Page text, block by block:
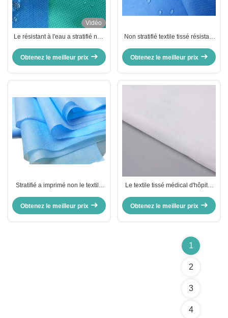
Vidéo
Le résistant à l'eau a stratifié non
par film de pp/OPP/ANIMAL
FAMILIER
Obtenez le meilleur prix
Non stratifié textile tissé résistant
quotidienne/médical industriel
Obtenez le meilleur prix
Stratifié a imprimé non le textile
traitement médical/hygiène
Obtenez le meilleur prix
Le textile tissé médical d'hôpital
non tissé de pp
Obtenez le meilleur prix
1
2
3
4